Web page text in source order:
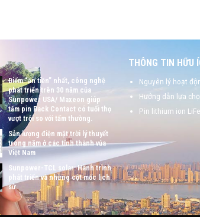
Điểm “ăn tiền” nhất, công nghệ
phát triển trên 30 năm của
Sunpower USA/ Maxeon giúp
tấm pin Back Contact có tuổi thọ
vượt trội so với tấm thường.
Sản lượng điện mặt trời lý thuyết
trong năm ở các tỉnh thành vủa
Việt Nam
Sunpower-TCL solar: Hành trình
phát triển và những cột mốc lịch
sử
THÔNG TIN HỮU
Nguyên lý hoạt
Hướng dẫn lựa
Pin lithium ion